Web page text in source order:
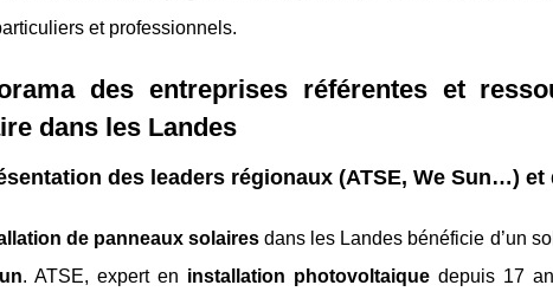
et professionnels.
des entreprises référentes et
dans les Landes
des leaders régionaux (ATSE, We Sun…)
de panneaux solaires dans les Landes bénéficie d’un
. ATSE, expert en installation photovoltaique depuis 17